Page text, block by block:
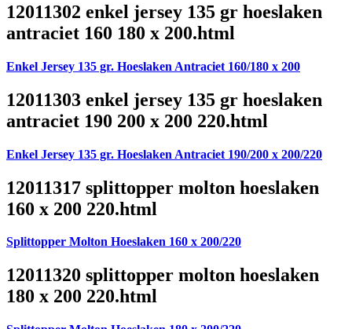
12011302 enkel jersey 135 gr hoeslaken
antraciet 160 180 x 200.html
Enkel Jersey 135 gr. Hoeslaken Antraciet 160/180 x 200
12011303 enkel jersey 135 gr hoeslaken
antraciet 190 200 x 200 220.html
Enkel Jersey 135 gr. Hoeslaken Antraciet 190/200 x 200/220
12011317 splittopper molton hoeslaken
160 x 200 220.html
Splittopper Molton Hoeslaken 160 x 200/220
12011320 splittopper molton hoeslaken
180 x 200 220.html